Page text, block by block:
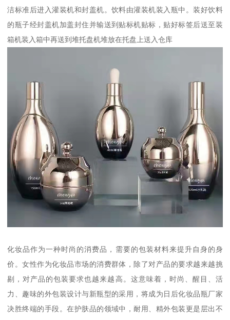
洁标准后进入灌装机和封盖机。饮料由灌装机装入瓶中。装好饮料
的瓶子经封盖机加盖封住并输送到贴标机贴标，贴好标签后送至装
箱机装入箱中再送到堆托盘机堆放在托盘上送入仓库
化妆品作为一种时尚的消费品，需要的包装材料来提升自身的身
价。女性作为化妆品市场的消费群体，除了对产品的要求越来越挑
剔，对产品的包装要求也越来越高。这意味着，时尚、醒目、活
力、趣味的外包装设计与新瓶型的采用，将成为日后化妆品瓶厂家
决胜终端的手段。在护肤品的领域中，耐用、精外包装更是层出不